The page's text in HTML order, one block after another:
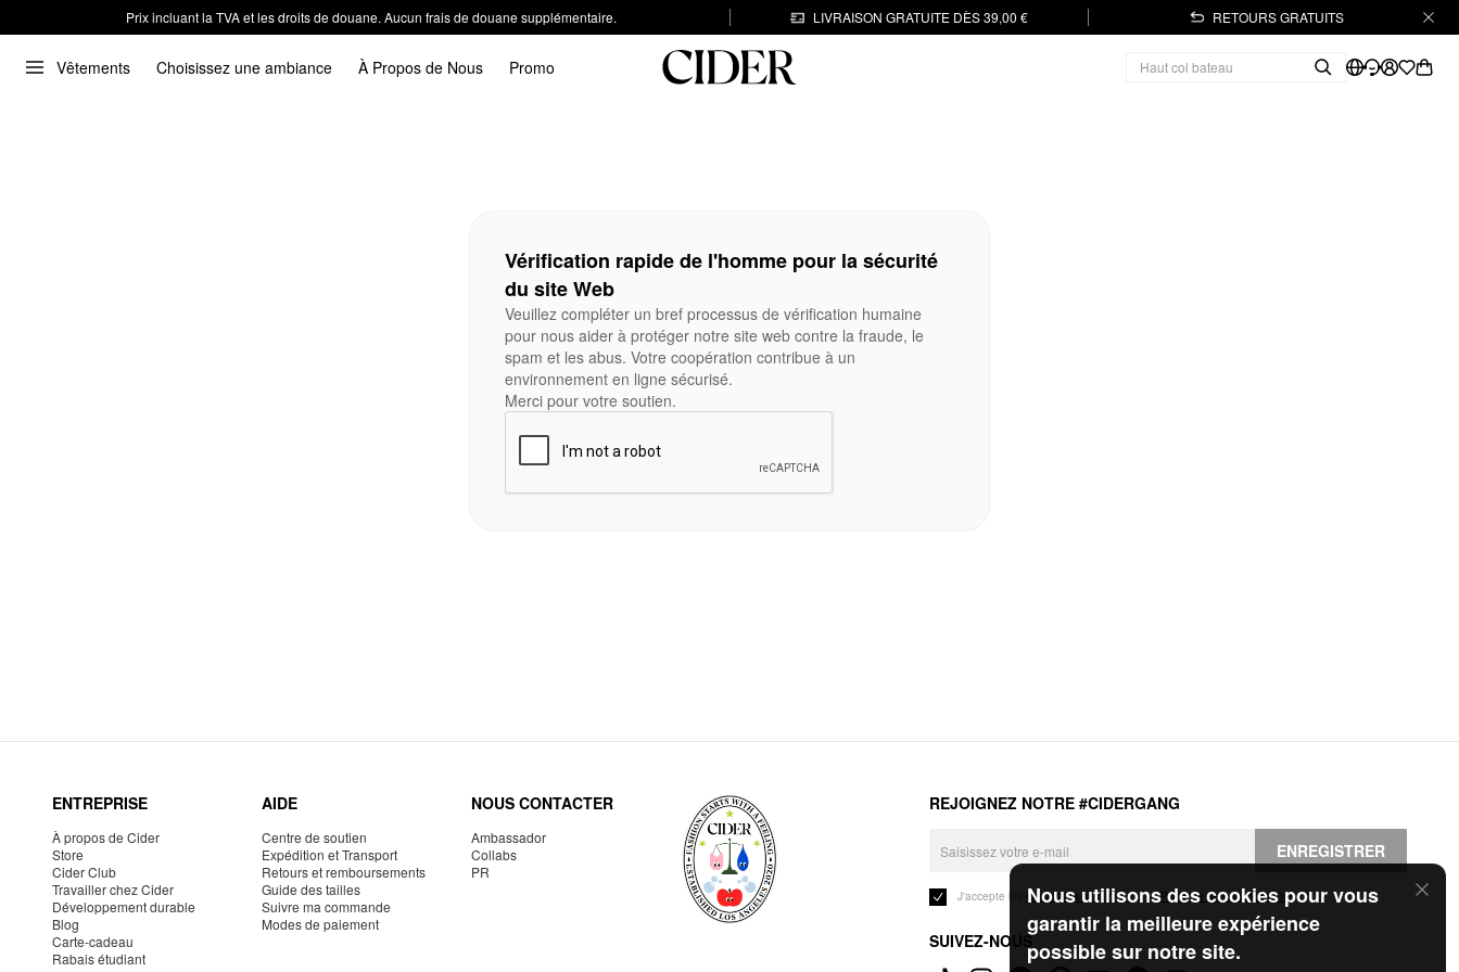
Prix incluant la TVA et les droits de douane. Aucun frais de douane supplémentaire. LIVRAISON GRATUITE DÈS 39,00 € RETOURS GRATUITS
Vêtements Choisissez une ambiance À Propos de Nous Promo
Nous utilisons des cookies pour vous
garantir la meilleure expérience
possible sur notre site.
Vérification rapide de l'homme pour la sécurité
du site Web
Veuillez compléter un bref processus de vérification humaine
pour nous aider à protéger notre site web contre la fraude, le
spam et les abus. Votre coopération contribue à un
environnement en ligne sécurisé.
Merci pour votre soutien.
ENTREPRISE
À propos de Cider
Store
Cider Club
Travailler chez Cider
Développement durable
Blog
Carte-cadeau
Rabais étudiant
AIDE
Centre de soutien
Expédition et Transport
Retours et remboursements
Guide des tailles
Suivre ma commande
Modes de paiement
NOUS CONTACTER
Ambassador
Collabs
PR
REJOIGNEZ NOTRE #CIDERGANG
ENREGISTRER
J'accepte les Conditions généraleset laPolitique de confidentialité.
SUIVEZ-NOUS